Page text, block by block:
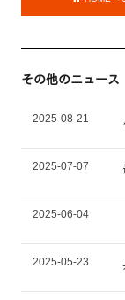
その他のニュース
2025-08-21
2025-07-07
2025-06-04
2025-05-23